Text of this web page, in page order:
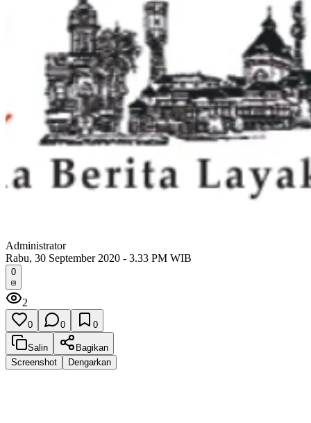
Administrator
Rabu, 30 September 2020 - 3.33 PM WIB
0
2
0 0 0
Salin
Bagikan
Screenshot
Dengarkan